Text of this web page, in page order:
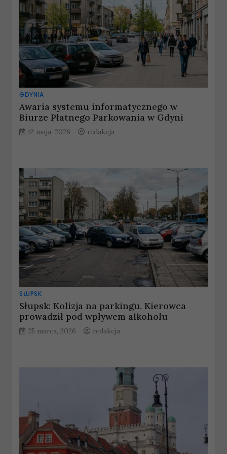
GDYNIA
Awaria systemu informatycznego w
Biurze Płatnego Parkowania w Gdyni
12 maja, 2026 redakcja
SŁUPSK
Słupsk: Kolizja na parkingu. Kierowca
prowadził pod wpływem alkoholu
25 marca, 2026 redakcja